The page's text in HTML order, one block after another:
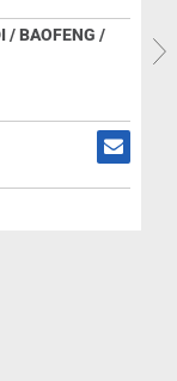
/ BAOFENG /